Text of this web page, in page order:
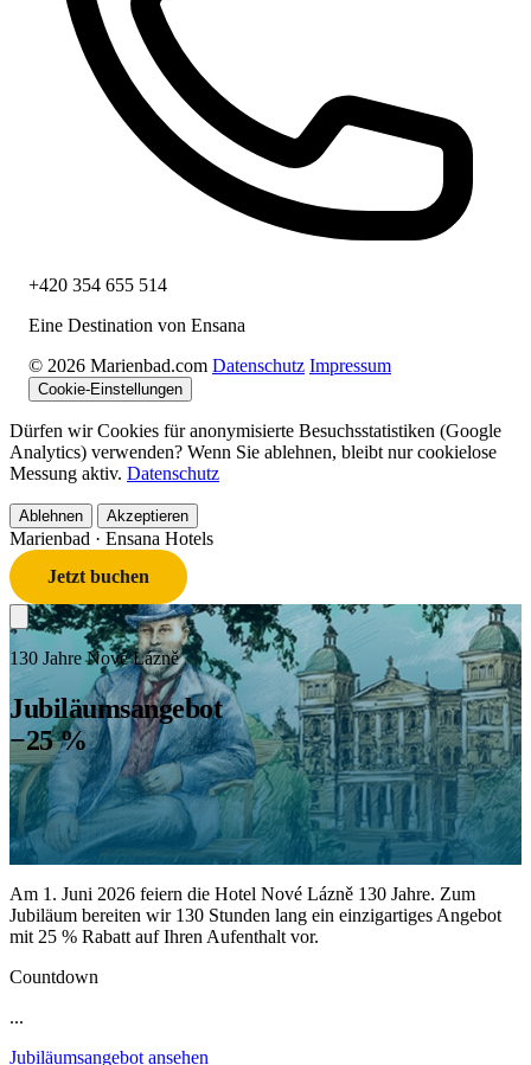
+420 354 655 514
Eine Destination von Ensana
© 2026 Marienbad.com Datenschutz Impressum
Cookie-Einstellungen
Dürfen wir Cookies für anonymisierte Besuchsstatistiken (Google
Analytics) verwenden? Wenn Sie ablehnen, bleibt nur cookielose
Messung aktiv. Datenschutz
Ablehnen Akzeptieren
Marienbad · Ensana Hotels
Jetzt buchen
130 Jahre Nové Lázně
Jubiläumsangebot
−25 %
Am 1. Juni 2026 feiern die Hotel Nové Lázně 130 Jahre. Zum
Jubiläum bereiten wir 130 Stunden lang ein einzigartiges Angebot
mit 25 % Rabatt auf Ihren Aufenthalt vor.
Countdown
...
Jubiläumsangebot ansehen